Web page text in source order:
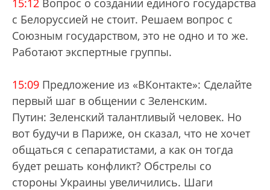
15:12 Вопрос о создании единого государства
с Белоруссией не стоит. Решаем вопрос с
Союзным государством, это не одно и то же.
Работают экспертные группы.
15:09 Предложение из «ВКонтакте»: Сделайте
первый шаг в общении с Зеленским.
Путин: Зеленский талантливый человек. Но
вот будучи в Париже, он сказал, что не хочет
общаться с сепаратистами, а как он тогда
будет решать конфликт? Обстрелы со
стороны Украины увеличились. Шаги